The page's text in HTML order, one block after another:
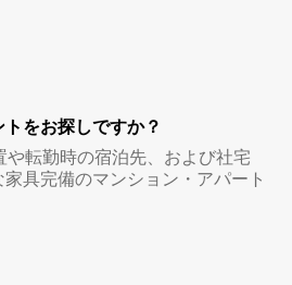
をお探しですか？
転勤時の宿泊先、および社宅
具完備のマンション・アパート